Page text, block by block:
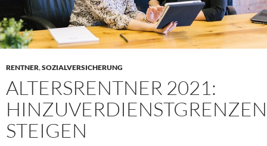
RENTNER,SOZIALVERSICHERUNG
ALTERSRENTNER 2021:
HINZUVERDIENSTGRENZEN
STEIGEN